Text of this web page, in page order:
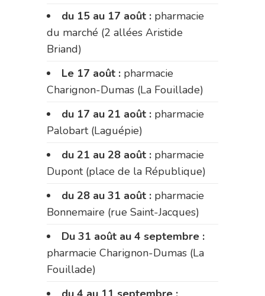
du 15 au 17 août : pharmacie
du marché (2 allées Aristide
Briand)
Le 17 août : pharmacie
Charignon-Dumas (La Fouillade)
du 17 au 21 août : pharmacie
Palobart (Laguépie)
du 21 au 28 août : pharmacie
Dupont (place de la République)
du 28 au 31 août : pharmacie
Bonnemaire (rue Saint-Jacques)
Du 31 août au 4 septembre :
pharmacie Charignon-Dumas (La
Fouillade)